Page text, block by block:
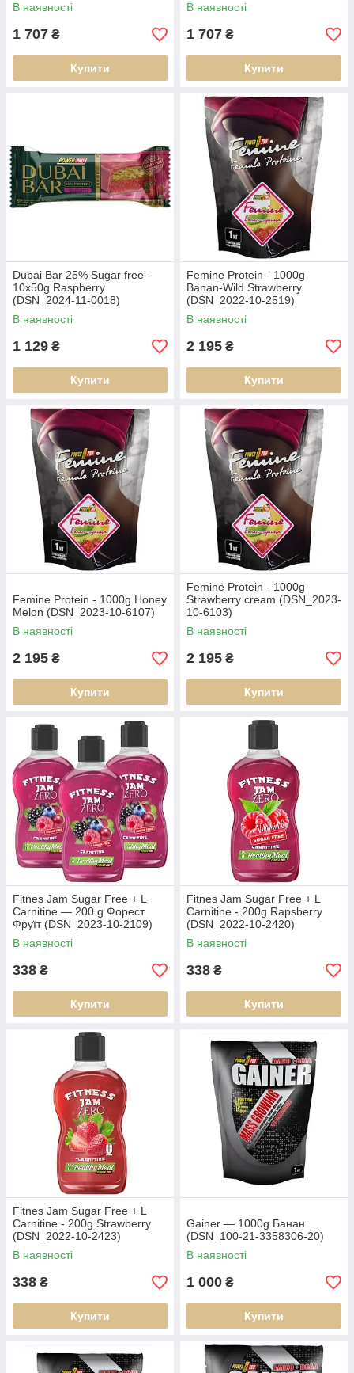
В наявності
1 707 ₴
Купити
В наявності
1 707 ₴
Купити
Dubai Bar 25% Sugar free -
10х50g Raspberry
(DSN_2024-11-0018)
В наявності
1 129 ₴
Купити
Femine Protein - 1000g
Banan-Wild Strawberry
(DSN_2022-10-2519)
В наявності
2 195 ₴
Купити
Femine Protein - 1000g Honey
Melon (DSN_2023-10-6107)
В наявності
2 195 ₴
Купити
Femine Protein - 1000g
Strawberry cream (DSN_2023-
10-6103)
В наявності
2 195 ₴
Купити
Fitnes Jam Sugar Free + L
Carnitine — 200 g Форест
Фруїт (DSN_2023-10-2109)
В наявності
338 ₴
Купити
Fitnes Jam Sugar Free + L
Carnitine - 200g Rapsberry
(DSN_2022-10-2420)
В наявності
338 ₴
Купити
Fitnes Jam Sugar Free + L
Carnitine - 200g Strawberry
(DSN_2022-10-2423)
В наявності
338 ₴
Купити
Gainer — 1000g Банан
(DSN_100-21-3358306-20)
В наявності
1 000 ₴
Купити